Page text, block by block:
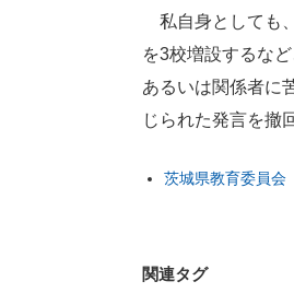
私自身としても
を3校増設するな
あるいは関係者に
じられた発言を撤
茨城県教育委員会
関連タグ